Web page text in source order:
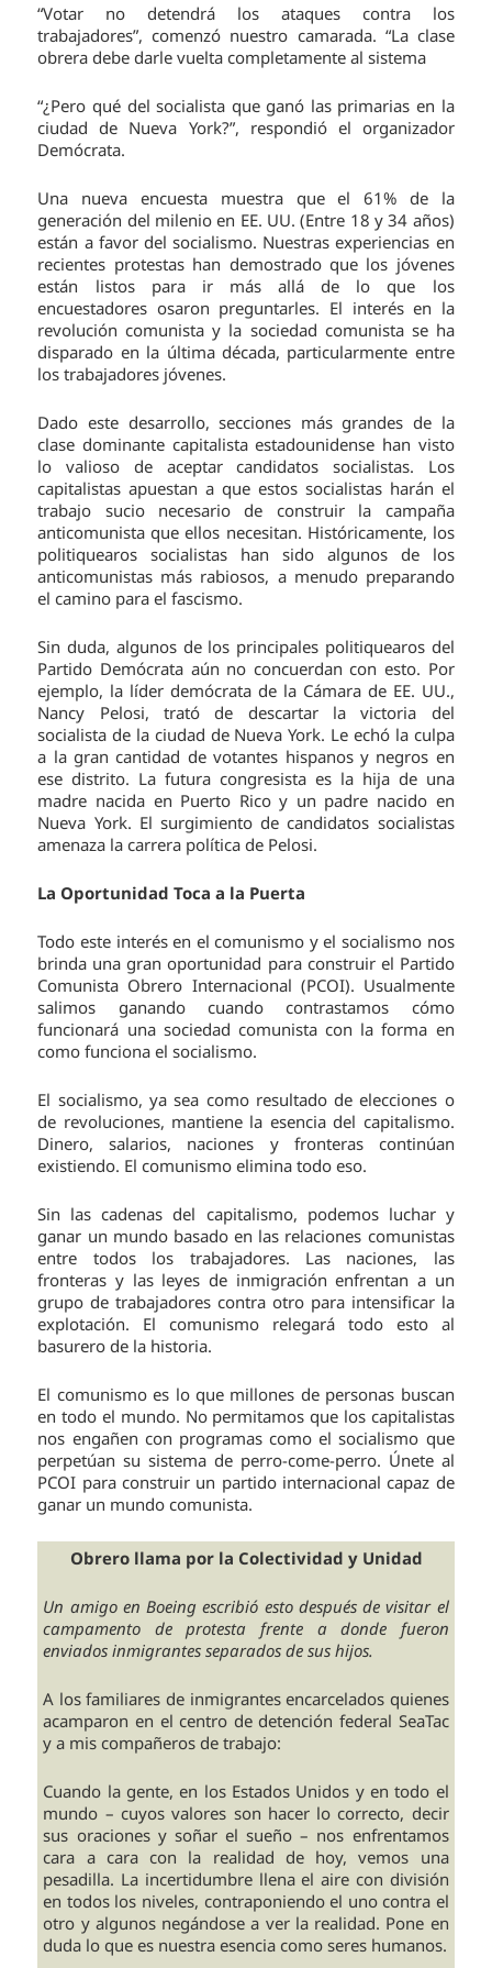
“Votar no detendrá los ataques contra los
trabajadores”, comenzó nuestro camarada. “La clase
obrera debe darle vuelta completamente al sistema
“¿Pero qué del socialista que ganó las primarias en la
ciudad de Nueva York?”, respondió el organizador
Demócrata.
Una nueva encuesta muestra que el 61% de la
generación del milenio en EE. UU. (Entre 18 y 34 años)
están a favor del socialismo. Nuestras experiencias en
recientes protestas han demostrado que los jóvenes
están listos para ir más allá de lo que los
encuestadores osaron preguntarles. El interés en la
revolución comunista y la sociedad comunista se ha
disparado en la última década, particularmente entre
los trabajadores jóvenes.
Dado este desarrollo, secciones más grandes de la
clase dominante capitalista estadounidense han visto
lo valioso de aceptar candidatos socialistas. Los
capitalistas apuestan a que estos socialistas harán el
trabajo sucio necesario de construir la campaña
anticomunista que ellos necesitan. Históricamente, los
politiquearos socialistas han sido algunos de los
anticomunistas más rabiosos, a menudo preparando
el camino para el fascismo.
Sin duda, algunos de los principales politiquearos del
Partido Demócrata aún no concuerdan con esto. Por
ejemplo, la líder demócrata de la Cámara de EE. UU.,
Nancy Pelosi, trató de descartar la victoria del
socialista de la ciudad de Nueva York. Le echó la culpa
a la gran cantidad de votantes hispanos y negros en
ese distrito. La futura congresista es la hija de una
madre nacida en Puerto Rico y un padre nacido en
Nueva York. El surgimiento de candidatos socialistas
amenaza la carrera política de Pelosi.
La Oportunidad Toca a la Puerta
Todo este interés en el comunismo y el socialismo nos
brinda una gran oportunidad para construir el Partido
Comunista Obrero Internacional (PCOI). Usualmente
salimos ganando cuando contrastamos cómo
funcionará una sociedad comunista con la forma en
como funciona el socialismo.
El socialismo, ya sea como resultado de elecciones o
de revoluciones, mantiene la esencia del capitalismo.
Dinero, salarios, naciones y fronteras continúan
existiendo. El comunismo elimina todo eso.
Sin las cadenas del capitalismo, podemos luchar y
ganar un mundo basado en las relaciones comunistas
entre todos los trabajadores. Las naciones, las
fronteras y las leyes de inmigración enfrentan a un
grupo de trabajadores contra otro para intensificar la
explotación. El comunismo relegará todo esto al
basurero de la historia.
El comunismo es lo que millones de personas buscan
en todo el mundo. No permitamos que los capitalistas
nos engañen con programas como el socialismo que
perpetúan su sistema de perro-come-perro. Únete al
PCOI para construir un partido internacional capaz de
ganar un mundo comunista.
Obrero llama por la Colectividad y Unidad
Un amigo en Boeing escribió esto después de visitar el
campamento de protesta frente a donde fueron
enviados inmigrantes separados de sus hijos.
A los familiares de inmigrantes encarcelados quienes
acamparon en el centro de detención federal SeaTac
y a mis compañeros de trabajo:
Cuando la gente, en los Estados Unidos y en todo el
mundo – cuyos valores son hacer lo correcto, decir
sus oraciones y soñar el sueño – nos enfrentamos
cara a cara con la realidad de hoy, vemos una
pesadilla. La incertidumbre llena el aire con división
en todos los niveles, contraponiendo el uno contra el
otro y algunos negándose a ver la realidad. Pone en
duda lo que es nuestra esencia como seres humanos.